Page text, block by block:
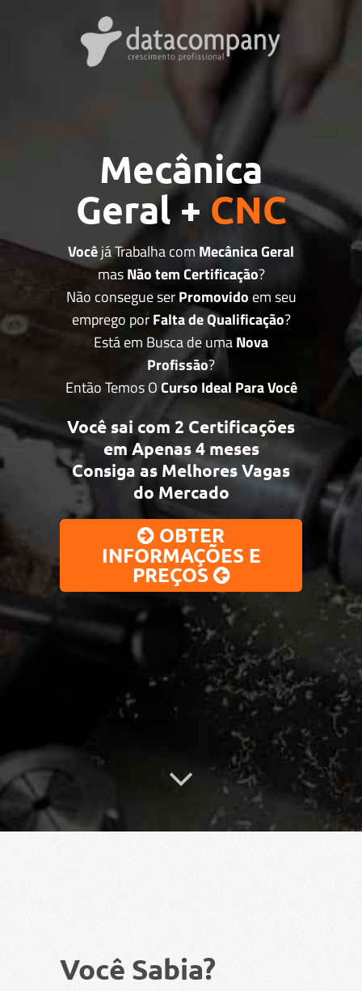
Mecânica
Geral + CNC
Vocêjá Trabalha com Mecânica Geral
masNão tem Certificação?
Não consegue serPromovidoem seu
emprego porFalta de Qualificação?
Está em Busca de umaNova
Profissão?
Então Temos OCurso Ideal Para Você
Você sai com 2 Certificações
em Apenas 4 meses
Consiga as Melhores Vagas
do Mercado
OBTER
INFORMAÇÕES E
PREÇOS
Você Sabia?